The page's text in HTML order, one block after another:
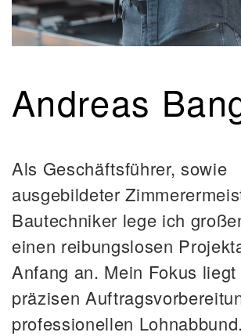
Andreas
Als Geschäftsführer, sowie
ausgebildeter
Bautechniker lege ich
einen reibungslosen
Anfang an. Mein Fokus
präzisen
professionellen Lohnabbund.